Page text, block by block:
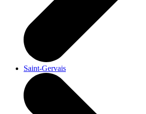
Saint-Gervais